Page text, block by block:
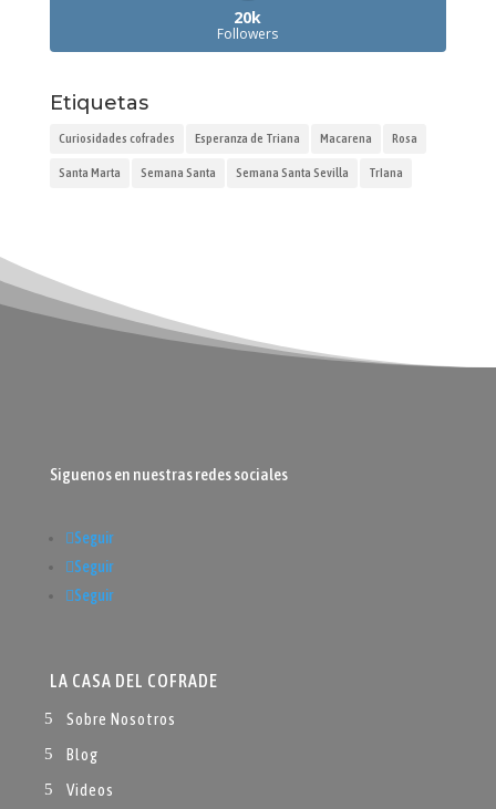
20k
Followers
Etiquetas
Curiosidades cofrades Esperanza de Triana Macarena Rosa
Santa Marta Semana Santa Semana Santa Sevilla TrIana
Siguenos en nuestras redes sociales
Seguir
Seguir
Seguir
LA CASA DEL COFRADE
Sobre Nosotros
Blog
Videos